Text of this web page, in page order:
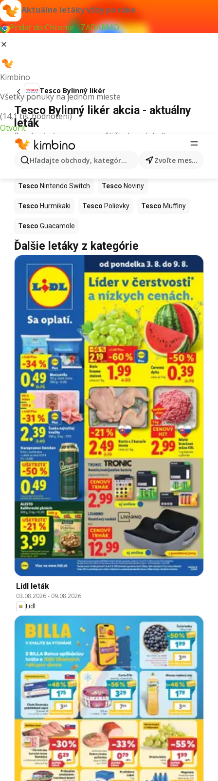
Aktuálne letáky vždy po ruke
Pridať do Chrome - ZADARMO
Kimbino
Všetky ponuky na jednom mieste
(14,1 tis. hodnotení)
Otvoriť
Hľadajte obchody, kategórie, produkty... Zvoľte mesto
Tesco Bylinný likér
Tesco Bylinný likér akcia - aktuálny
leták
Pre daný výraz sme nenašli žiadne výsledky.
Ďalšie produkty v obchodoch Tesco
Tesco Kapor Tesco Ashwagandha
Tesco Nintendo Switch Tesco Noviny
Tesco Hurmikaki Tesco Polievky Tesco Muffiny
Tesco Guacamole
Ďalšie letáky z kategórie
Lidl leták
03.08.2026- 09.08.2026
Lidl